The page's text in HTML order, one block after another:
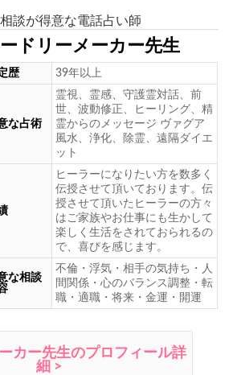
談が得意な電話占い師
ドリーメーカー先生
歴 39年以上
な占術
霊視、霊感、守護霊対話、前
世、波動修正、ヒーリング、精
霊からのメッセージ ヴァグア
風水、浄化、除霊、遠隔ダイエ
ット
ヒーラーになりたい方を数多く
伝授させて頂いております。伝
授させて頂いたヒーラーの方々
はご家族やお仕事にも生かして
楽しく生活をされておられるの
で、喜びを感じます。
な相談
不倫・浮気・相手の気持ち・人
間関係・心のバランス調整・転
職・適職・将来・金運・開運
カー先生のプロフィール詳
細 >